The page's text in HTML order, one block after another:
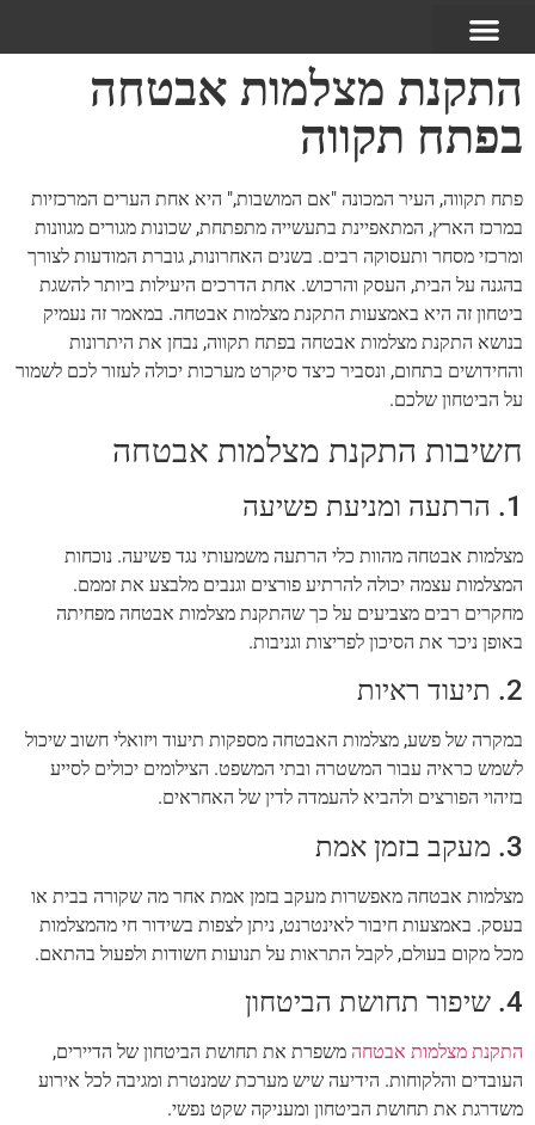
התקנת מצלמות אבטחה
בפתח תקווה
פתח תקווה, העיר המכונה "אם המושבות," היא אחת הערים המרכזיות
במרכז הארץ, המתאפיינת בתעשייה מתפתחת, שכונות מגורים מגוונות
ומרכזי מסחר ותעסוקה רבים. בשנים האחרונות, גוברת המודעות לצורך
בהגנה על הבית, העסק והרכוש. אחת הדרכים היעילות ביותר להשגת
ביטחון זה היא באמצעות התקנת מצלמות אבטחה. במאמר זה נעמיק
בנושא התקנת מצלמות אבטחה בפתח תקווה, נבחן את היתרונות
והחידושים בתחום, ונסביר כיצד סיקרט מערכות יכולה לעזור לכם לשמור
על הביטחון שלכם.
חשיבות התקנת מצלמות אבטחה
1. הרתעה ומניעת פשיעה
מצלמות אבטחה מהוות כלי הרתעה משמעותי נגד פשיעה. נוכחות
המצלמות עצמה יכולה להרתיע פורצים וגנבים מלבצע את זממם.
מחקרים רבים מצביעים על כך שהתקנת מצלמות אבטחה מפחיתה
באופן ניכר את הסיכון לפריצות וגניבות.
2. תיעוד ראיות
במקרה של פשע, מצלמות האבטחה מספקות תיעוד ויזואלי חשוב שיכול
לשמש כראיה עבור המשטרה ובתי המשפט. הצילומים יכולים לסייע
בזיהוי הפורצים ולהביא להעמדה לדין של האחראים.
3. מעקב בזמן אמת
מצלמות אבטחה מאפשרות מעקב בזמן אמת אחר מה שקורה בבית או
בעסק. באמצעות חיבור לאינטרנט, ניתן לצפות בשידור חי מהמצלמות
מכל מקום בעולם, לקבל התראות על תנועות חשודות ולפעול בהתאם.
4. שיפור תחושת הביטחון
התקנת מצלמות אבטחה משפרת את תחושת הביטחון של הדיירים,
העובדים והלקוחות. הידיעה שיש מערכת שמנטרת ומגיבה לכל אירוע
משדרגת את תחושת הביטחון ומעניקה שקט נפשי.